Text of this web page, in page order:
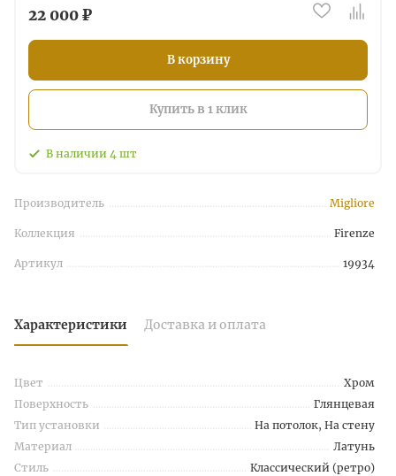
22 000 ₽
В корзину
Купить в 1 клик
В наличии 4 шт
Производитель Migliore
Коллекция Firenze
Артикул 19934
Характеристики Доставка и оплата
Цвет
Хром
Поверхность
Глянцевая
Тип установки
На потолок, На стену
Материал
Латунь
Стиль
Классический (ретро)